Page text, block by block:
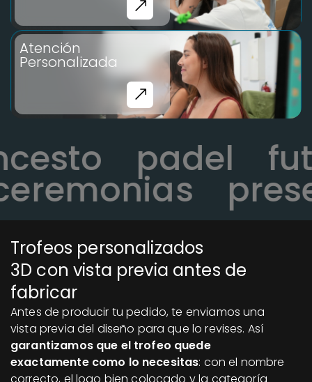
Atención
Personalizada
padel
Trofeos personalizados
3D con vista previa antes de
fabricar
Antes de producir tu pedido, te enviamos una
vista previa del diseño para que lo revises. Así
garantizamos que el trofeo quede
exactamente como lo necesitas: con el nombre
correcto, el logo bien colocado y la categoría